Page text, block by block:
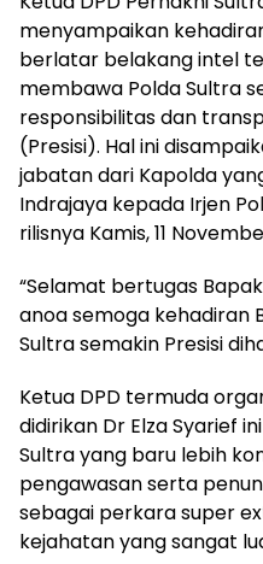
menyampaikan
berlatar belakang intel
membawa Polda Sultra
responsibilitas dan
(Presisi). Hal ini
jabatan dari Kapolda
Indrajaya kepada Irjen
rilisnya Kamis, 11
“Selamat bertugas
anoa semoga kehadiran
Sultra semakin Presisi
Ketua DPD termuda
didirikan Dr Elza Syarief
Sultra yang baru lebih
pengawasan serta
sebagai perkara super
kejahatan yang sangat